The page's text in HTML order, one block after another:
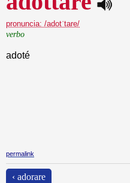
pronuncia: /adotˈtare/
verbo
adoté
permalink
‹ adorare